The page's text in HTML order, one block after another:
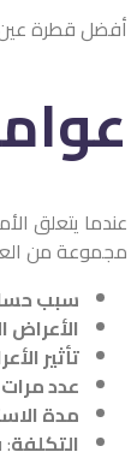
أفضل قطرة
عندما يتعلق
مجموعة من
سبب
الأعراض
تأثير
عدد
مدة
التكلفة: